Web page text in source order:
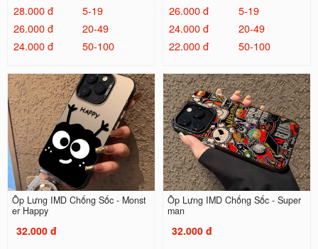
28.000 đ
5-19
26.000 đ
20-49
24.000 đ
50-100
26.000 đ
5-19
24.000 đ
20-49
22.000 đ
50-100
Ốp Lưng IMD Chống Sốc - Monst
er Happy
32.000 đ
Ốp Lưng IMD Chống Sốc - Super
man
32.000 đ